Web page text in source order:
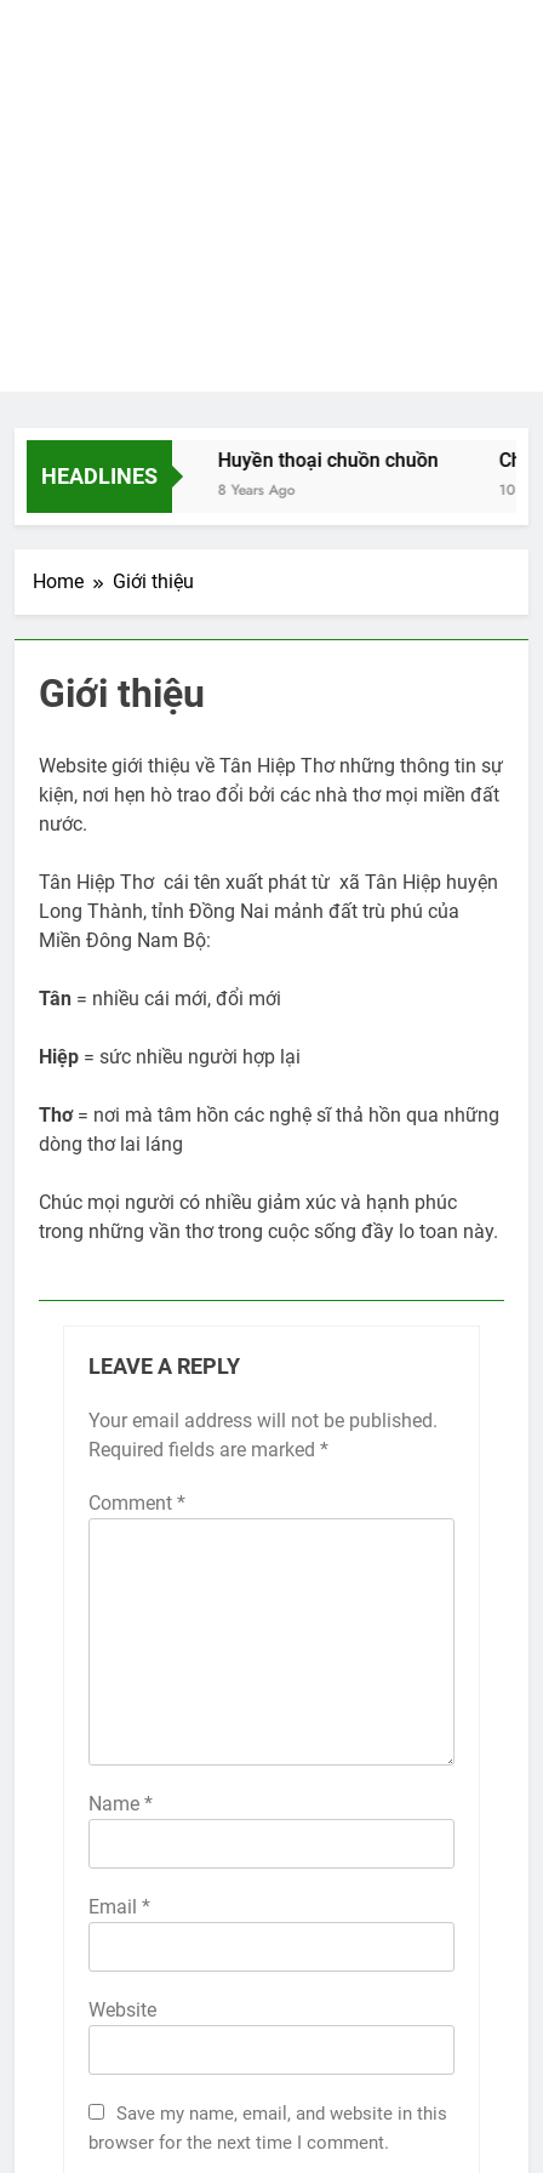
HEADLINES
8 Years Ago
Huyền thoại chuồn chuồn
8 Years Ago 10
Home Giới thiệu
Giới thiệu
Website giới thiệu về Tân Hiệp Thơ những thông tin sự
kiện, nơi hẹn hò trao đổi bởi các nhà thơ mọi miền đất
nước.
Tân Hiệp Thơ cái tên xuất phát từ xã Tân Hiệp huyện
Long Thành, tỉnh Đồng Nai mảnh đất trù phú của
Miền Đông Nam Bộ:
Tân = nhiều cái mới, đổi mới
Hiệp = sức nhiều người hợp lại
Thơ= nơi mà tâm hồn các nghệ sĩ thả hồn qua những
dòng thơ lai láng
Chúc mọi người có nhiều giảm xúc và hạnh phúc
trong những vần thơ trong cuộc sống đầy lo toan này.
LEAVE A REPLY
Your email address will not be published.
Required fields are marked *
Comment *
Name *
Email *
Website
Save my name, email, and website in this
browser for the next time I comment.